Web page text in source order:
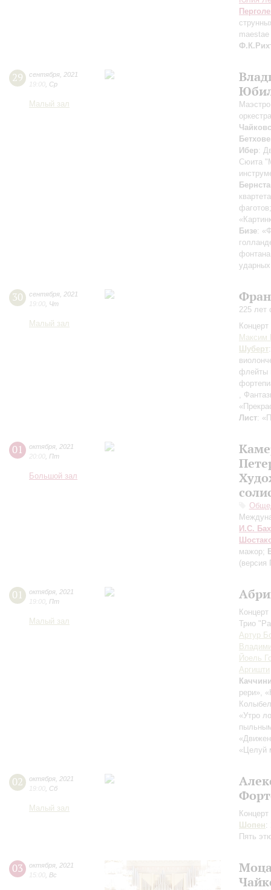
29 сентября 2021
19:00 Ср
Малый зал
Ибер:
Сюита
Бизе:
30 сентября 2021
19:00 Чт
Малый зал
225 лет
Максим
Шуберт
флейты
,
Лист:
01 октября 2021
20:00 Пт
Большой зал
И.С. Бах
мажор;
(версия
01 октября 2021
19:00 Пт
Малый зал
Трио
Артур
Йоель
Аргишти
рери»,
«Утро
«Целуй
02 октября 2021
19:00 Сб
Малый зал
Шопен:
Пять
03 октября 2021
15:00 Вс